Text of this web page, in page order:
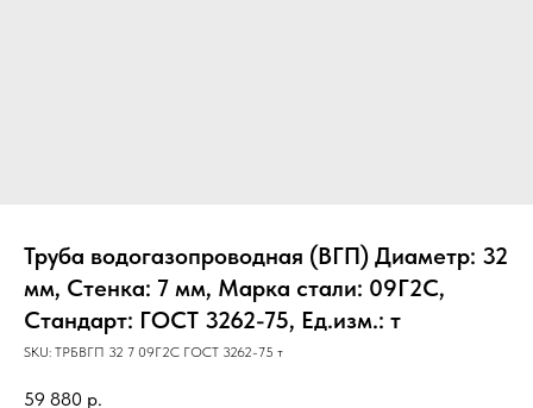
Труба водогазопроводная (ВГП) Диаметр: 32
мм, Стенка: 7 мм, Марка стали: 09Г2С,
Стандарт: ГОСТ 3262-75, Ед.изм.: т
SKU: ТРБВГП 32 7 09Г2С ГОСТ 3262-75 т
59 880 р.